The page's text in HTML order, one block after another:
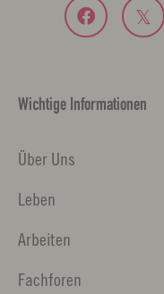
Wichtige Informationen
Über Uns
Leben
Arbeiten
Fachforen